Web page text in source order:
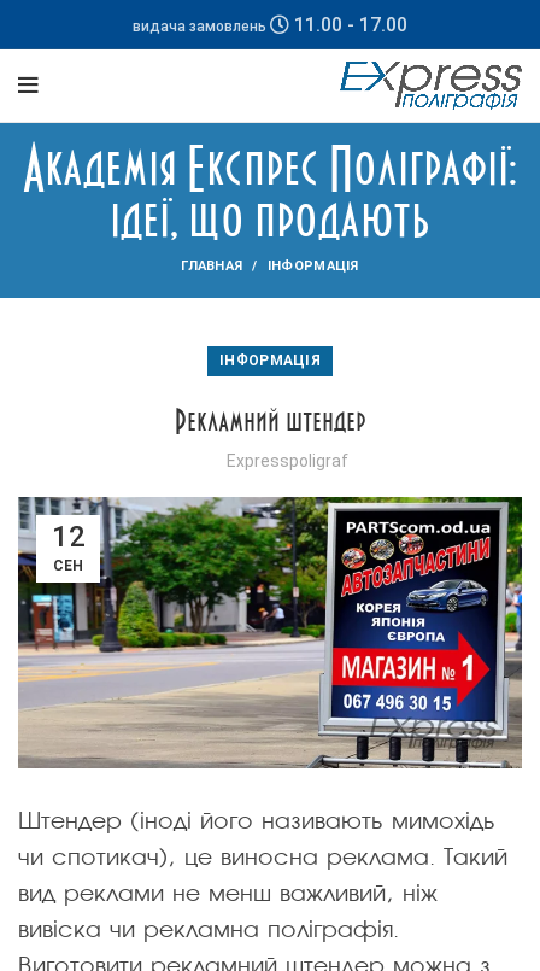
видача замовлень 11.00 - 17.00
Академія Експрес Поліграфії:
ідеї, що продають
ГЛАВНАЯ ІНФОРМАЦІЯ
ІНФОРМАЦІЯ
Рекламний штендер
Expresspoligraf
12
СЕН
Штендер (іноді його називають мимохідь
чи спотикач), це виносна реклама. Такий
вид реклами не менш важливий, ніж
вивіска чи рекламна поліграфія.